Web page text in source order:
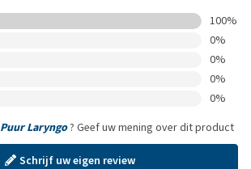
100%
0%
0%
0%
0%
Puur Laryngo? Geef uw mening over dit product
Schrijf uw eigen review